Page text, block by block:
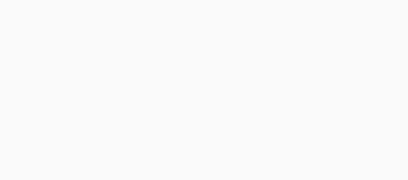
こまで相談